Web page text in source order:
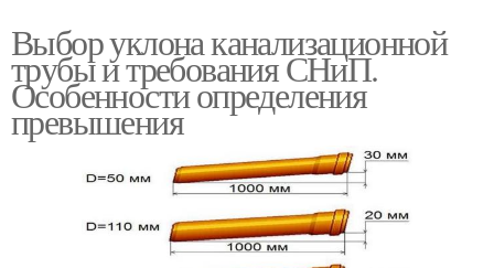
Выбор уклона канализационной
трубы и требования СНиП.
Особенности определения
превышения